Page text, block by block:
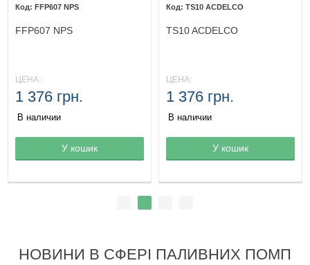
Товар в корзине
FFP607 NPS
FFP607 NPS
ЦЕНА:
1 376 грн.
В наличии
У кошик Товар в корзине
TS10 ACDELCO
TS10 ACDELCO
ЦЕНА:
1 376 грн.
В наличии
У кошик
НОВИНИ В СФЕРІ ПАЛИВНИХ ПОМП